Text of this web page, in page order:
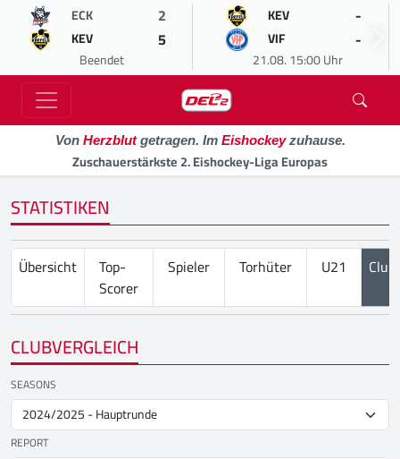
ECK 2
KEV 5
Beendet
KEV -
VIF -
21.08. 15:00 Uhr
Von Herzblutgetragen. Im Eishockeyzuhause.
Zuschauerstärkste 2. Eishockey-Liga Europas
STATISTIKEN
Übersicht
Top-
Scorer
Spieler Torhüter U21
CLUBVERGLEICH
SEASONS
REPORT